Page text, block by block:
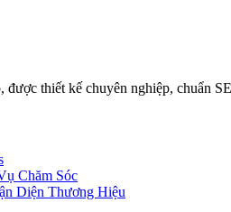
được thiết kế chuyên nghiệp, chuẩn
Chăm Sóc
Diện Thương Hiệu